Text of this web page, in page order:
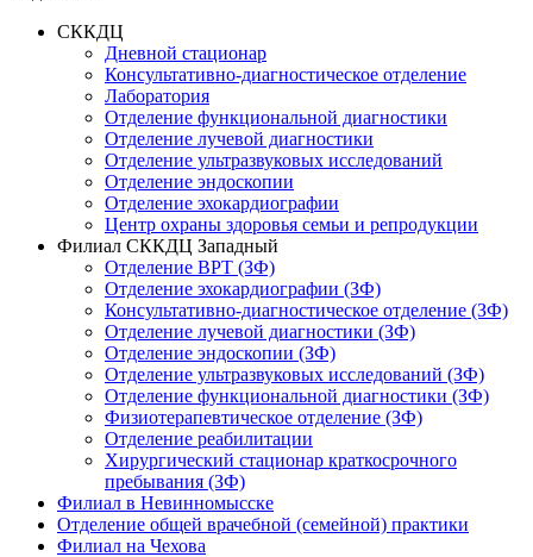
СККДЦ
Дневной стационар
Консультативно-диагностическое отделение
Лаборатория
Отделение функциональной диагностики
Отделение лучевой диагностики
Отделение ультразвуковых исследований
Отделение эндоскопии
Отделение эхокардиографии
Центр охраны здоровья семьи и репродукции
Филиал СККДЦ Западный
Отделение ВРТ (ЗФ)
Отделение эхокардиографии (ЗФ)
Консультативно-диагностическое отделение (ЗФ)
Отделение лучевой диагностики (ЗФ)
Отделение эндоскопии (ЗФ)
Отделение ультразвуковых исследований (ЗФ)
Отделение функциональной диагностики (ЗФ)
Физиотерапевтическое отделение (ЗФ)
Отделение реабилитации
Хирургический стационар краткосрочного
пребывания (ЗФ)
Филиал в Невинномысске
Отделение общей врачебной (семейной) практики
Филиал на Чехова